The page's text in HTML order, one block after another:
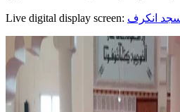
Live digital display screen: